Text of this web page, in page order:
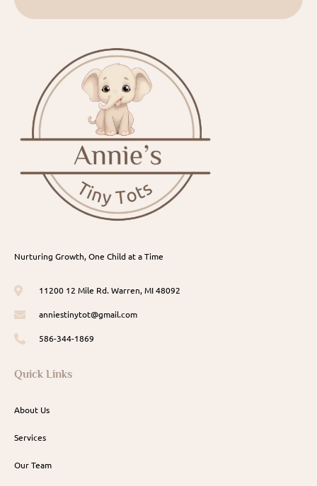
Nurturing Growth, One Child at a Time
11200 12 Mile Rd. Warren, MI 48092
anniestinytot@gmail.com
586-344-1869
Quick Links
About Us
Services
Our Team